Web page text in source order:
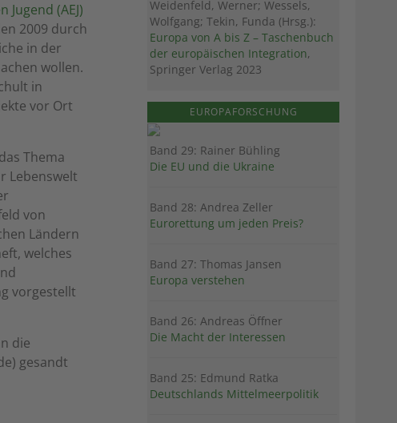
(AEJ)
2009 durch
in der
wollen.
in
vor Ort
Thema
Lebenswelt
von
Ländern
welches
vorgestellt
die
gesandt
Weidenfeld, Werner; Wessels,
Wolfgang; Tekin, Funda (Hrsg.):
Europa von A bis Z – Taschenbuch
der europäischen Integration,
Springer Verlag 2023
EUROPAFORSCHUNG
Band 29: Rainer Bühling
Die EU und die Ukraine
Band 28: Andrea Zeller
Eurorettung um jeden Preis?
Band 27: Thomas Jansen
Europa verstehen
Band 26: Andreas Öffner
Die Macht der Interessen
Band 25: Edmund Ratka
Deutschlands Mittelmeerpolitik